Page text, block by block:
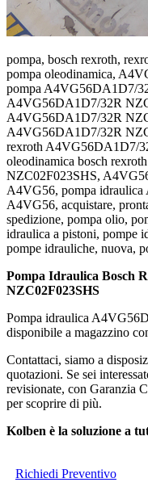
pompa, bosch rexroth,
pompa oleodinamica,
pompa A4VG56DA1D7/
A4VG56DA1D7/32R
A4VG56DA1D7/32R
A4VG56DA1D7/32R
rexroth A4VG56DA1D7/
oleodinamica bosch
NZC02F023SHS,
A4VG56, pompa idraulica
A4VG56, acquistare,
spedizione, pompa olio,
idraulica a pistoni, pompe
pompe idrauliche, nuova,
Pompa Idraulica Bosch
NZC02F023SHS
Pompa idraulica
disponibile a magazzino
Contattaci, siamo a
quotazioni. Se sei
revisionate, con Garanzia
per scoprire di più.
Kolben è la soluzione a
Richiedi Preventivo